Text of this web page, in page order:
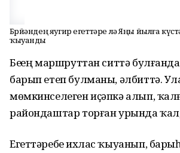
Бөрйәндең яугир егеттәре лә Яңы йылға
ҡыуанды
Беҙҙең маршруттан ситтә
барып етеп булманы, әлбиттә.
мөмкинселеген иҫәпкә алып,
райондаштар торған урында
Егеттәребеҙ ихлас ҡыуанып,